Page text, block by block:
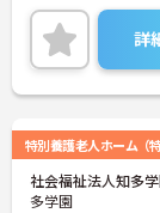
詳
特別養護老人ホーム（特
社会福祉法人知多
多学園